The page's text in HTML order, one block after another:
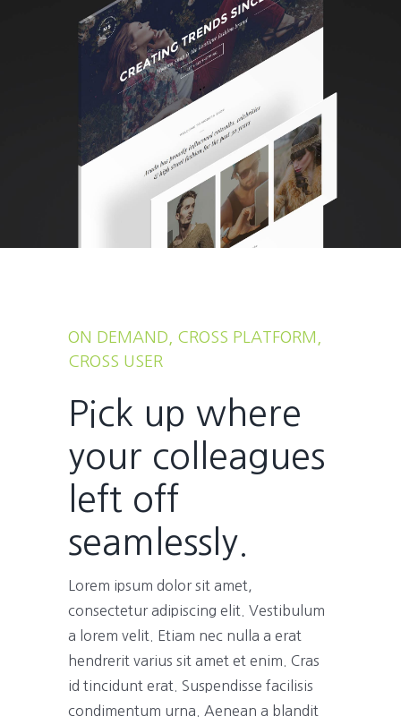
ON DEMAND, CROSS PLATFORM,
CROSS USER
Pick up where
your colleagues
left off
seamlessly.
Lorem ipsum dolor sit amet,
consectetur adipiscing elit. Vestibulum
a lorem velit. Etiam nec nulla a erat
hendrerit varius sit amet et enim. Cras
id tincidunt erat. Suspendisse facilisis
condimentum urna. Aenean a blandit